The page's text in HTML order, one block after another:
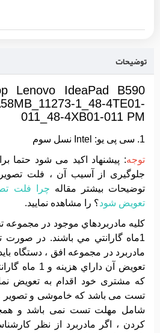
توضیحات
Lenovo IdeaPad B590
1_48-4TE01-
011_48-4XB01-011 PM
1. سی پی یو: Intel نسل سوم
توجه: پیشنهاد اکید می شود حتما
جلوگیری از آسیب آن ، فلت تصویر
توضیحات بیشتر مقاله چرا فلت
تعویض شود؟ را مشاهده نمایید.
کليه مادربردهاي موجود در
1ماه گارانتي مي باشند. در
مادربرد در مجموعه افق ، دستگاه
تعويض آن
که مشتری خود اقدام به تعویض
تست می باشد که خاموشی و تصویر
شامل مهلت تست نمی باشد و
کردن ، اگر مادربرد از نظر